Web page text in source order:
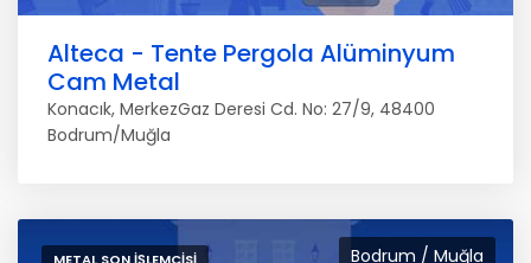
Alteca - Tente Pergola Alüminyum
Cam Metal
Konacık, MerkezGaz Deresi Cd. No: 27/9, 48400
Bodrum/Muğla
Bodrum / Muğla